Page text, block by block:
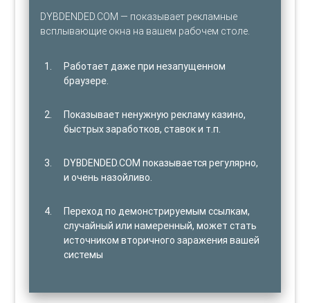
DYBDENDED.COM — показывает рекламные
всплывающие окна на вашем рабочем столе.
Работает даже при незапущенном
браузере.
Показывает ненужную рекламу казино,
быстрых заработков, ставок и т.п.
DYBDENDED.COM показывается регулярно,
и очень назойливо.
Переход по демонстрируемым ссылкам,
случайный или намеренный, может стать
источником вторичного заражения вашей
системы